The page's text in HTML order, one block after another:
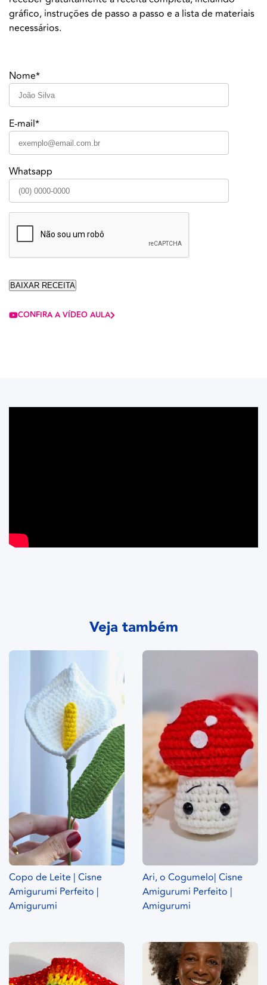
gráfico, instruções de passo a passo e a lista de materiais
necessários.
Nome*
E-mail*
Whatsapp
CONFIRA A VÍDEO AULA
Veja também
Copo de Leite | Cisne
Amigurumi Perfeito |
Amigurumi
Ari, o Cogumelo| Cisne
Amigurumi Perfeito |
Amigurumi